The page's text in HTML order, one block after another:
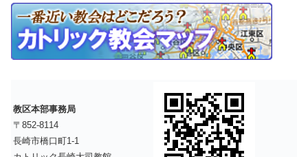
教区本部事務局
〒852-8114
長崎市橋口町1-1